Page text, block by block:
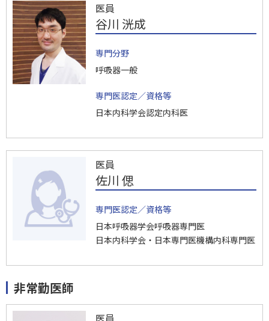
医員
谷川 洸成
専門分野
呼吸器一般
専門医認定／資格等
日本内科学会認定内科医
医員
佐川 偲
専門医認定／資格等
日本呼吸器学会呼吸器専門医
日本内科学会・日本専門医機構内科専門医
非常勤医師
医員